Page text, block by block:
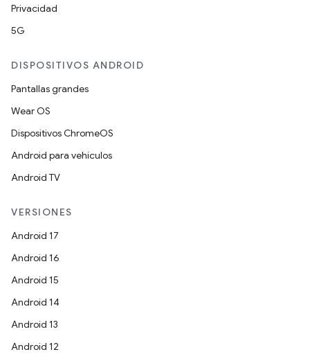
Privacidad
5G
DISPOSITIVOS ANDROID
Pantallas grandes
Wear OS
Dispositivos ChromeOS
Android para vehículos
Android TV
VERSIONES
Android 17
Android 16
Android 15
Android 14
Android 13
Android 12